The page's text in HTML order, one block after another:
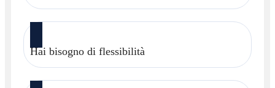
Hai bisogno di flessibilità